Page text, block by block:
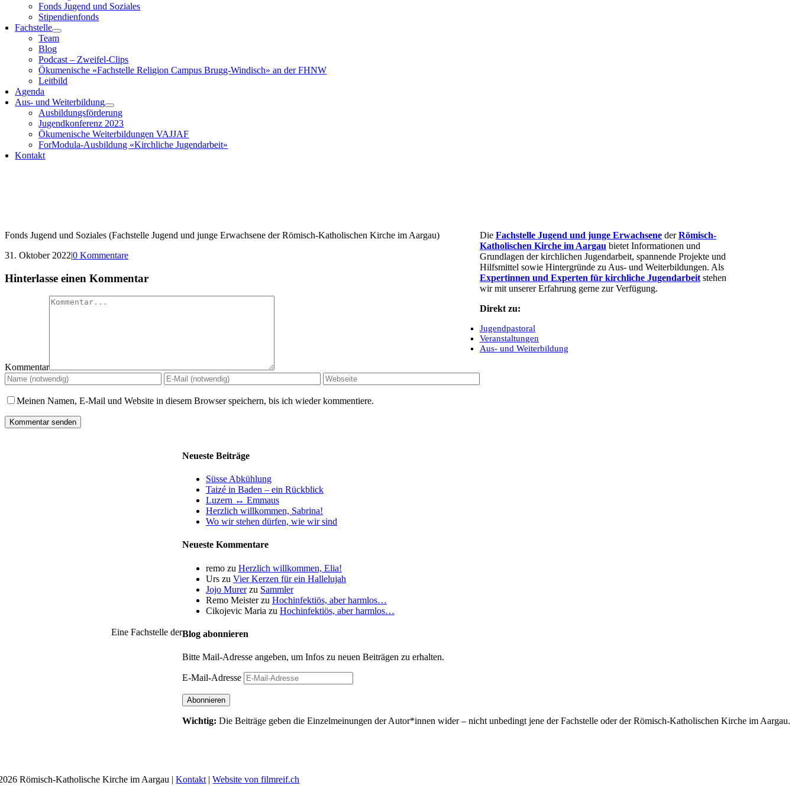
Fonds Jugend und Soziales
Stipendienfonds
Fachstelle
Team
Blog
Podcast – Zweifel-Clips
Ökumenische «Fachstelle Religion Campus Brugg-Windisch»an der FHNW
Leitbild
Agenda
Aus- und Weiterbildung
Ausbildungsförderung
Jugendkonferenz 2023
Ökumenische Weiterbildungen VAJJAF
ForModula-Ausbildung «Kirchliche Jugendarbeit»
Kontakt
Fonds Jugend und Soziales (Fachstelle Jugend und junge Erwachsene der Römisch-Katholischen Kirche im Aargau)
31. Oktober 2022|0 Kommentare
Hinterlasse einen Kommentar
Kommentar
Meinen Namen, E-Mail und Website in diesem Browser speichern, bis ich wieder kommentiere.
Neueste Beiträge
Süsse Abkühlung
Taizé in Baden – ein Rückblick
Luzern ↔ Emmaus
Herzlich willkommen, Sabrina!
Wo wir stehen dürfen, wie wir sind
Neueste Kommentare
remo zu Herzlich willkommen, Elia!
Urs zu Vier Kerzen für ein Hallelujah
Jojo Murerzu Sammler
Remo Meisterzu Hochinfektiös, aber harmlos…
Cikojevic Maria zu Hochinfektiös, aber harmlos…
Blog abonnieren
Bitte Mail-Adresse angeben, um Infos zu neuen Beiträgen zu erhalten.
E-Mail-Adresse
Abonnieren
Wichtig: Die Beiträge geben die Einzel­meinungen der Autor*innen wider – nicht unbedingt jene der Fach­stelle oder der Römisch-Katholischen Kirche im Aargau.
Die Fachstelle Jugend und junge Erwachsene derRömisch-
Katholischen Kirche im Aargau bietet Informationen und
Grundlagen der kirchlichen Jugendarbeit, spannende Projekte und
Hilfsmittel sowie Hintergründe zu Aus- und Weiterbildungen. Als
Expertinnen und Experten für kirchliche Jugendarbeit stehen
wir mit unserer Erfahrung gerne zur Verfügung.
Direkt zu:
Jugendpastoral
Veranstaltungen
Aus- und Weiterbildung
Eine Fachstelle der
Römisch-Katholische Kirche im Aargau |Kontakt |Website von filmreif.ch